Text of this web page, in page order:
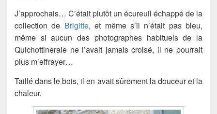
J’approchais… C’était plutôt un écureuil échappé de la
collection de Brigitte, et même s’il n’était pas bleu,
même si aucun des photographes habituels de la
Quichottineraie ne l’avait jamais croisé, il ne pourrait
plus m’effrayer…
Taillé dans le bois, il en avait sûrement la douceur et la
chaleur.